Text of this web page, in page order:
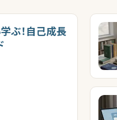
学ぶ！自己成長